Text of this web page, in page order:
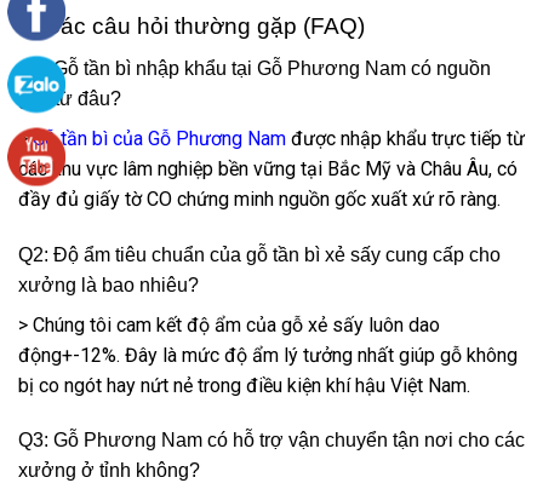
4. Các câu hỏi thường gặp (FAQ)
Q1: Gỗ tần bì nhập khẩu tại Gỗ Phương Nam có nguồn
gốc từ đâu?
>Gỗ tần bì của Gỗ Phương Nam được nhập khẩu trực tiếp từ
các khu vực lâm nghiệp bền vững tại Bắc Mỹ và Châu Âu, có
đầy đủ giấy tờ CO chứng minh nguồn gốc xuất xứ rõ ràng.
Q2: Độ ẩm tiêu chuẩn của gỗ tần bì xẻ sấy cung cấp cho
xưởng là bao nhiêu?
> Chúng tôi cam kết độ ẩm của gỗ xẻ sấy luôn dao
động+-12%. Đây là mức độ ẩm lý tưởng nhất giúp gỗ không
bị co ngót hay nứt nẻ trong điều kiện khí hậu Việt Nam.
Q3: Gỗ Phương Nam có hỗ trợ vận chuyển tận nơi cho các
xưởng ở tỉnh không?